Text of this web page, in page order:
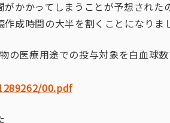
がかかってしまうことが予想された
成時間の大半を割くことになりま
の医療用途での投与対象を白血球
00.pdf